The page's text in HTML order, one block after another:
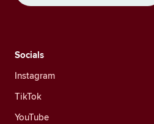
Socials
Instagram
TikTok
YouTube